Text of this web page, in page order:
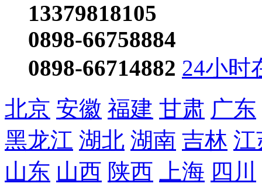
13379818105
0898-66758884
0898-66714882 24小时
北京 安徽 福建 甘肃 广东
黑龙江 湖北 湖南 吉林 江
山东 山西 陕西 上海 四川